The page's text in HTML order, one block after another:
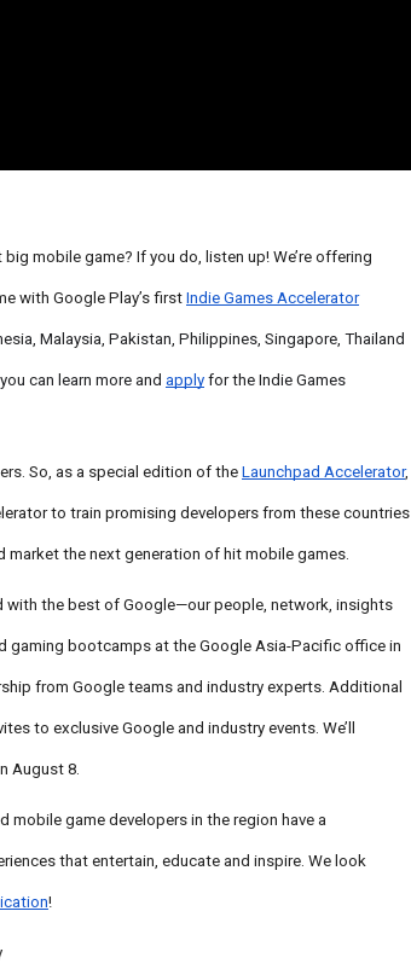
mobile game? If you do, listen up! We’re offering
with Google Play’s first Indie Games Accelerator
Malaysia, Pakistan, Philippines, Singapore, Thailand
can learn more and apply for the Indie Games
So, as a special edition of the Launchpad Accelerator,
to train promising developers from these countries
market the next generation of hit mobile games.
the best of Google—our people, network, insights
bootcamps at the Google Asia-Pacific office in
from Google teams and industry experts. Additional
to exclusive Google and industry events. We’ll
August 8.
mobile game developers in the region have a
that entertain, educate and inspire. We look
!